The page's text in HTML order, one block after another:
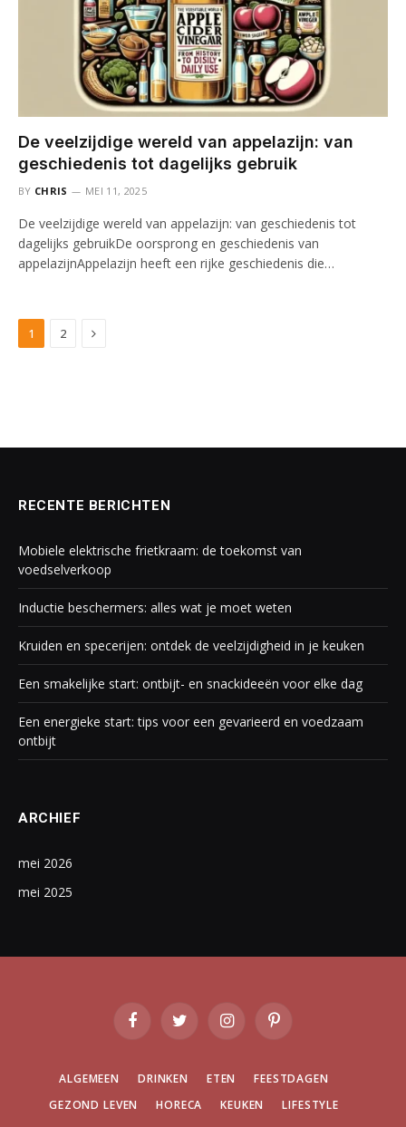
De veelzijdige wereld van appelazijn: van
geschiedenis tot dagelijks gebruik
BY CHRIS MEI 11, 2025
De veelzijdige wereld van appelazijn: van geschiedenis tot
dagelijks gebruikDe oorsprong en geschiedenis van
appelazijnAppelazijn heeft een rijke geschiedenis die…
1 2 Next
RECENTE BERICHTEN
Mobiele elektrische frietkraam: de toekomst van
voedselverkoop
Inductie beschermers: alles wat je moet weten
Kruiden en specerijen: ontdek de veelzijdigheid in je keuken
Een smakelijke start: ontbijt- en snackideeën voor elke dag
Een energieke start: tips voor een gevarieerd en voedzaam
ontbijt
ARCHIEF
mei 2026
mei 2025
FacebookTwitter InstagramPinterest
ALGEMEEN DRINKEN ETEN
FEESTDAGEN
GEZOND LEVEN
HORECA KEUKEN
LIFESTYLE